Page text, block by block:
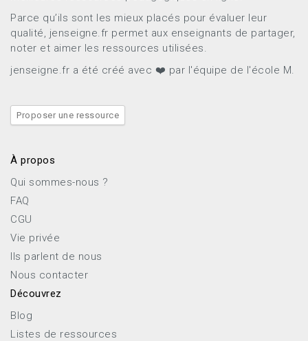
Parce qu’ils sont les mieux placés pour évaluer leur
qualité, jenseigne.fr permet aux enseignants de partager,
noter et aimer les ressources utilisées.
jenseigne.fr a été créé avec ❤️ par l'équipe de l'école M.
Proposer une ressource
À propos
Qui sommes-nous ?
FAQ
CGU
Vie privée
Ils parlent de nous
Nous contacter
Découvrez
Blog
Listes de ressources